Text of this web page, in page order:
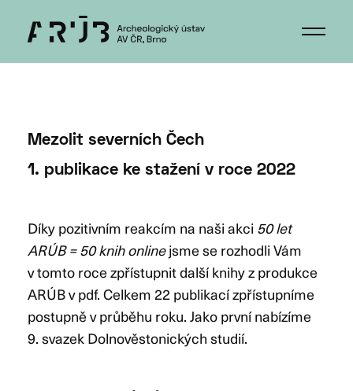
Mezolit severních Čech
1. publikace ke stažení v roce 2022
Díky pozitivním reakcím na naši akci 50 let
ARÚB = 50 knih onlinejsme se rozhodli Vám
v tomto roce zpřístupnit další knihy z produkce
ARÚB v pdf. Celkem 22 publikací zpřístupníme
postupně v průběhu roku. Jako první nabízíme
9. svazek Dolnověstonických studií.